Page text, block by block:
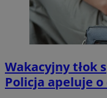
Wakacyjny tłok
Policja apeluje o